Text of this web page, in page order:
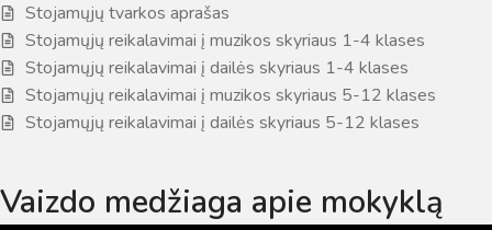
Stojamųjų tvarkos aprašas
Stojamųjų reikalavimai į muzikos skyriaus 1-4 klases
Stojamųjų reikalavimai į dailės skyriaus 1-4 klases
Stojamųjų reikalavimai į muzikos skyriaus 5-12 klases
Stojamųjų reikalavimai į dailės skyriaus 5-12 klases
Vaizdo medžiaga apie mokyklą